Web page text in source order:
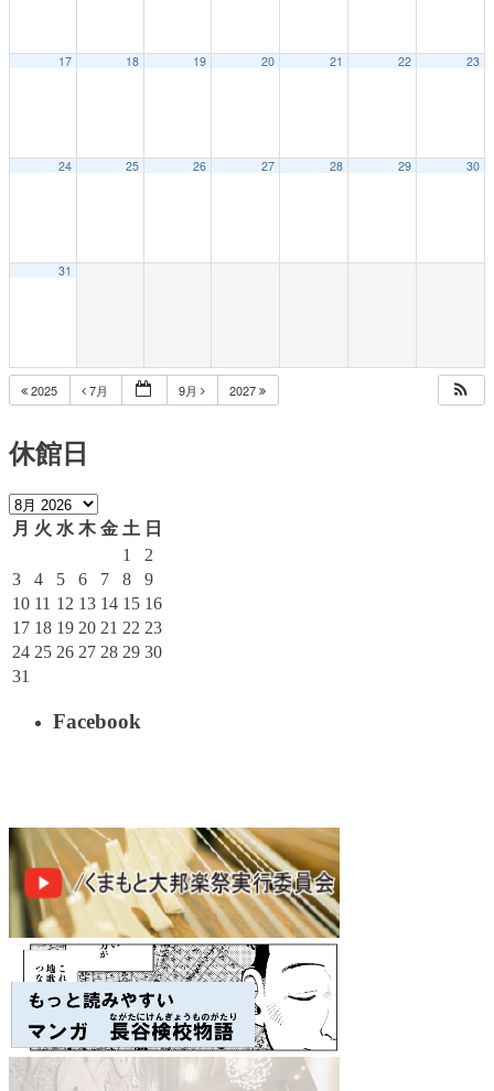
17 18 19 20 21 22 23
24 25 26 27 28 29 30
31
2025 7月 9月 2027
休館日
月 火 水 木 金 土 日
1
2
3
4 5 6 7 8
9
10 11 12 13 14 15 16
17 18 19 20 21 22 23
24 25 26 27 28 29 30
31
Facebook